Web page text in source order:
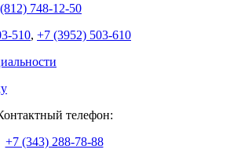
748-12-50
510, +7 (3952) 503-610
телефон:
+7 (343) 288-78-88